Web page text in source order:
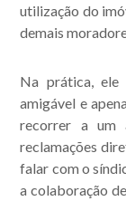
utilização do
demais
Na prática, ele
amigável e
recorrer a um
reclamações
falar com o
a colaboração